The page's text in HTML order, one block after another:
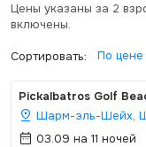
Цены указаны за 2
включены.
Сортировать: По цене
Pickalbatros Golf
Шарм-эль-Шейх,
03.09 на 11 ночей